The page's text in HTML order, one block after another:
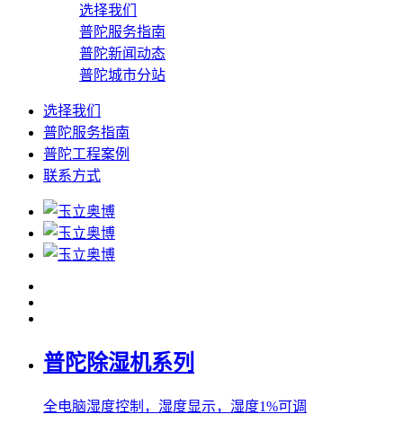
选择我们
普陀服务指南
普陀新闻动态
普陀城市分站
选择我们
普陀服务指南
普陀工程案例
联系方式
普陀除湿机系列
全电脑湿度控制，湿度显示，湿度1%可调